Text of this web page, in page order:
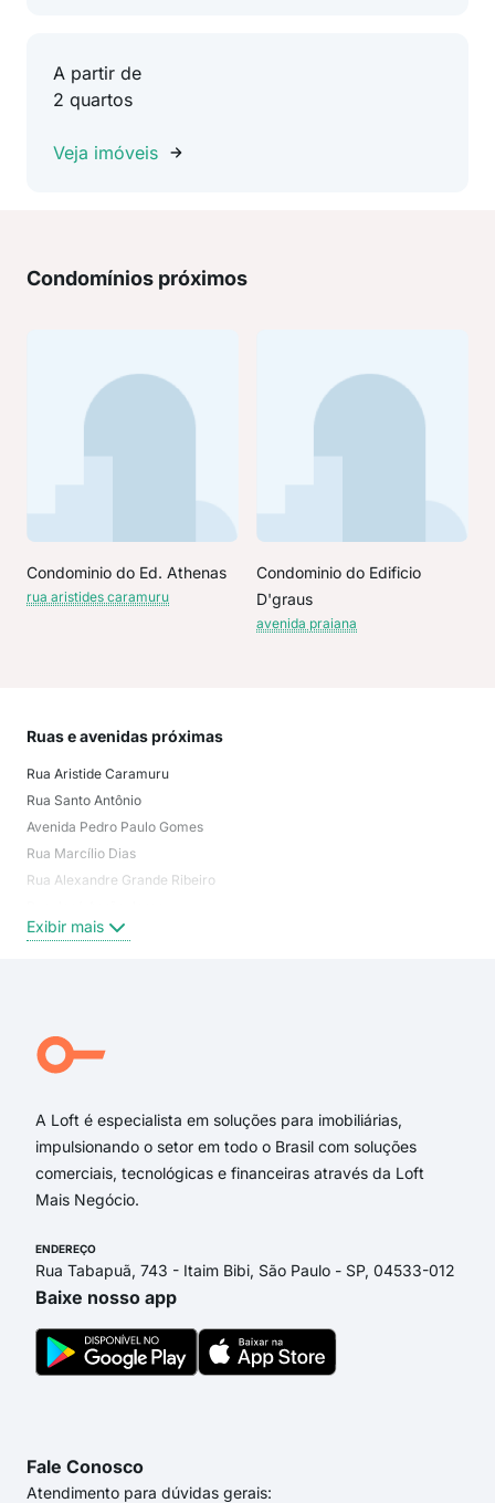
A partir de
2 quartos
Veja imóveis
Condomínios próximos
Condominio do Ed. Athenas
rua aristides caramuru
Condominio do Edificio
D'graus
avenida praiana
Ruas e avenidas próximas
Rua Aristide Caramuru
Rua Santo Antônio
Avenida Pedro Paulo Gomes
Rua Marcílio Dias
Rua Alexandre Grande Ribeiro
Rua Aristides Caramuru
Rua Lúcio Maia
Avenida Ewerson de Abreu Sodré
Exibir mais
A Loft é especialista em soluções para imobiliárias,
impulsionando o setor em todo o Brasil com soluções
comerciais, tecnológicas e financeiras através da Loft
Mais Negócio.
ENDEREÇO
Rua Tabapuã, 743 - Itaim Bibi, São Paulo - SP, 04533-012
Baixe nosso app
Fale Conosco
Atendimento para dúvidas gerais: